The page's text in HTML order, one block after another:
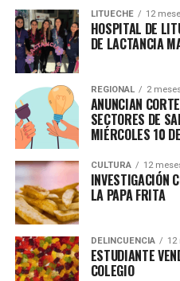
LITUECHE 12
HOSPITAL DE
DE LACTANCIA
REGIONAL 2
ANUNCIAN
SECTORES DE
MIÉRCOLES 10
CULTURA 12
INVESTIGACIÓN
LA PAPA FRITA
DELINCUENCIA 12
ESTUDIANTE
COLEGIO